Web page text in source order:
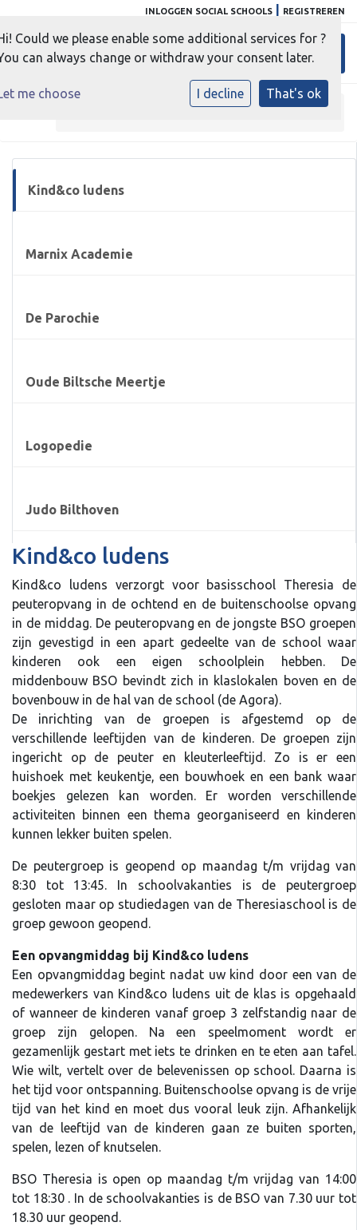
INLOGGEN SOCIAL SCHOOLS REGISTREREN
Kind&co ludens
Marnix Academie
De Parochie
Oude Biltsche Meertje
Logopedie
Judo Bilthoven
Kind&co ludens
Kind&co ludens verzorgt voor basisschool Theresia de
peuteropvang in de ochtend en de buitenschoolse opvang
in de middag. De peuteropvang en de jongste BSO groepen
zijn gevestigd in een apart gedeelte van de school waar
kinderen ook een eigen schoolplein hebben. De
middenbouw BSO bevindt zich in klaslokalen boven en de
bovenbouw in de hal van de school (de Agora).
De inrichting van de groepen is afgestemd op de
verschillende leeftijden van de kinderen. De groepen zijn
ingericht op de peuter en kleuterleeftijd. Zo is er een
huishoek met keukentje, een bouwhoek en een bank waar
boekjes gelezen kan worden. Er worden verschillende
activiteiten binnen een thema georganiseerd en kinderen
kunnen lekker buiten spelen.
De peutergroep is geopend op maandag t/m vrijdag van
8:30 tot 13:45. In schoolvakanties is de peutergroep
gesloten maar op studiedagen van de Theresiaschool is de
groep gewoon geopend.
Een opvangmiddag bij Kind&co ludens
Een opvangmiddag begint nadat uw kind door een van de
medewerkers van Kind&co ludens uit de klas is opgehaald
of wanneer de kinderen vanaf groep 3 zelfstandig naar de
groep zijn gelopen. Na een speelmoment wordt er
gezamenlijk gestart met iets te drinken en te eten aan tafel.
Wie wilt, vertelt over de belevenissen op school. Daarna is
het tijd voor ontspanning. Buitenschoolse opvang is de vrije
tijd van het kind en moet dus vooral leuk zijn. Afhankelijk
van de leeftijd van de kinderen gaan ze buiten sporten,
spelen, lezen of knutselen.
BSO Theresia is open op maandag t/m vrijdag van 14:00
tot 18:30 . In de schoolvakanties is de BSO van 7.30 uur tot
18.30 uur geopend.
Could we please enable some additional services for ?
can always change or withdraw your consent later.
me choose I decline That's ok